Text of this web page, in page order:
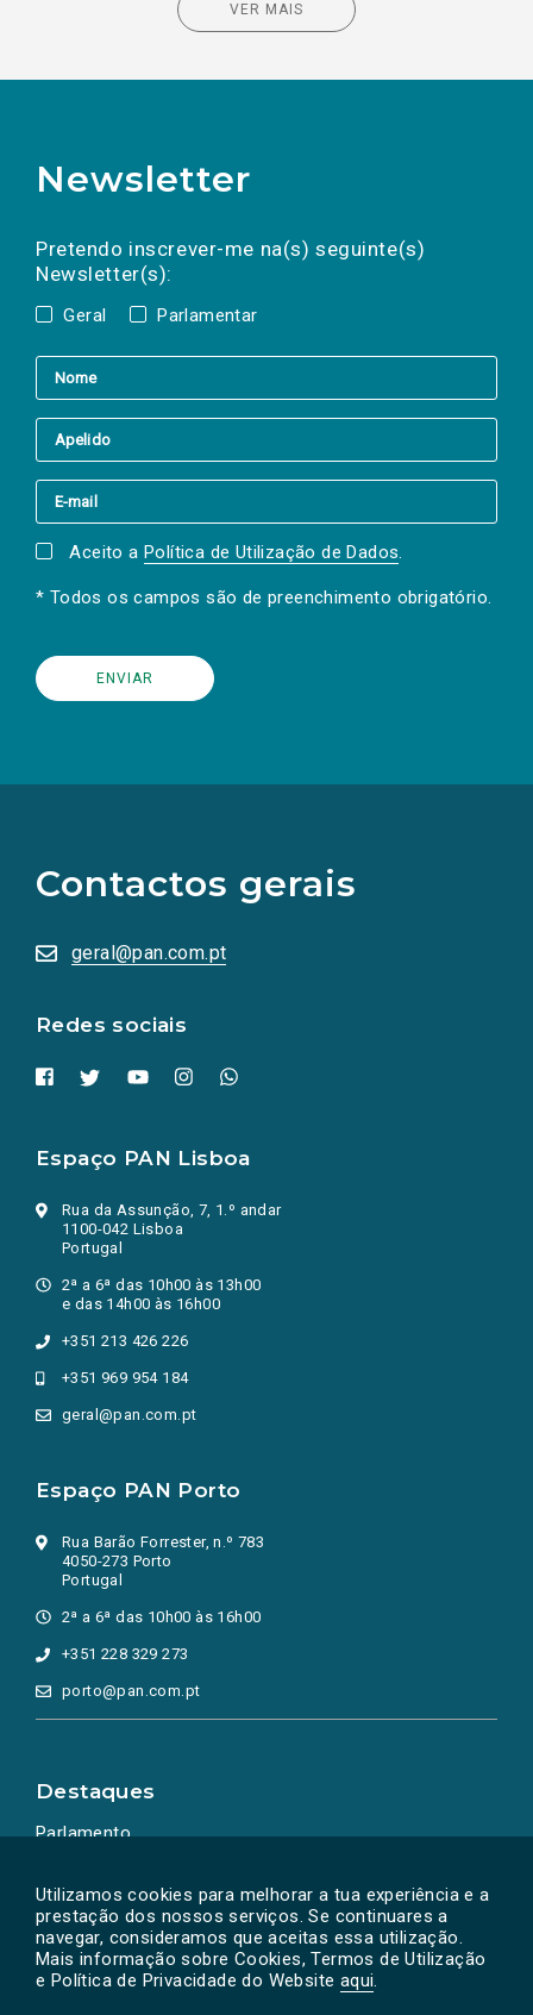
Utilizamos cookies para melhorar a tua experiência e a
prestação dos nossos serviços. Se continuares a
navegar, consideramos que aceitas essa utilização.
Mais informação sobre Cookies, Termos de Utilização
e Política de Privacidade do Website aqui.
VER MAIS
Newsletter
Pretendo inscrever-me na(s) seguinte(s)
Newsletter(s):
Geral Parlamentar
a(s) newsletter(s).
mail
Aceito a Política de Utilização de Dados.
* Todos os campos são de preenchimento obrigatório.
Contactos gerais
geral@pan.com.pt
Redes sociais
redes
sociais
numa
nova
Espaço PAN Lisboa
Rua da Assunção, 7, 1.º andar
1100-042 Lisboa
Portugal
2ª a 6ª das 10h00 às 13h00
e das 14h00 às 16h00
+351 213 426 226
+351 969 954 184
geral@pan.com.pt
Espaço PAN Porto
Rua Barão Forrester, n.º 783
4050-273 Porto
Portugal
2ª a 6ª das 10h00 às 16h00
+351 228 329 273
porto@pan.com.pt
Destaques
Parlamento